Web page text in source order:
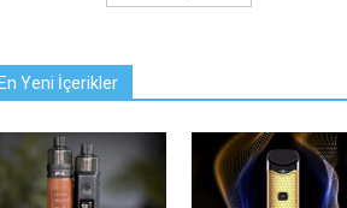
Yeni İçerikler